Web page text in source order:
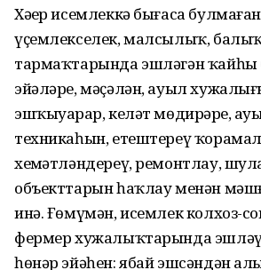
Хәҙер исемлеккә бығаса булмаған
үҫемлекселек, малсылыҡ,
тармаҡтарында эшләгән ҡайһы
эйәләре, мәҫәлән, ауыл
эшҡыуарҙар, келәт мөдирҙәре,
техникаһын, етештереү
хеҙмәтләндереү, ремонтлау,
объекттарын һаҡлау менән
инә. Ғөмүмән, исемлек колхоз-
фермер хужалыҡтарында
һөнәр эйәһен: ябай эшсәндән